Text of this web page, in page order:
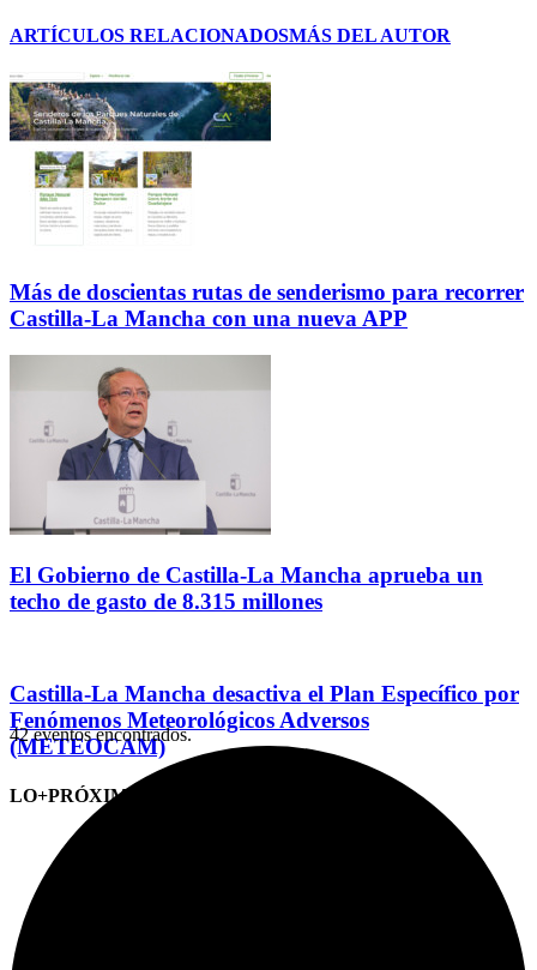
ARTÍCULOS RELACIONADOSMÁS DEL AUTOR
Más de doscientas rutas de senderismo para recorrer
Castilla-La Mancha con una nueva APP
El Gobierno de Castilla-La Mancha aprueba un
techo de gasto de 8.315 millones
Castilla-La Mancha desactiva el Plan Específico por
Fenómenos Meteorológicos Adversos
(METEOCAM)
LO+PRÓXIMO (CITAS)
42 eventos encontrados.